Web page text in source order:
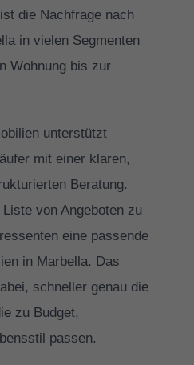
die Nachfrage nach
in vielen Segmenten
Wohnung bis zur
unterstützt
mit einer klaren,
Beratung.
von Angeboten zu
eine passende
in Marbella. Das
schneller genau die
zu Budget,
passen.